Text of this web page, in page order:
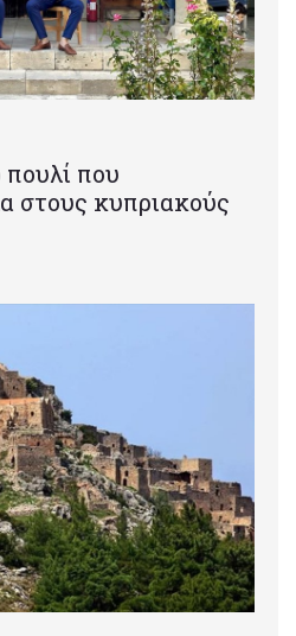
πουλί που
στους κυπριακούς